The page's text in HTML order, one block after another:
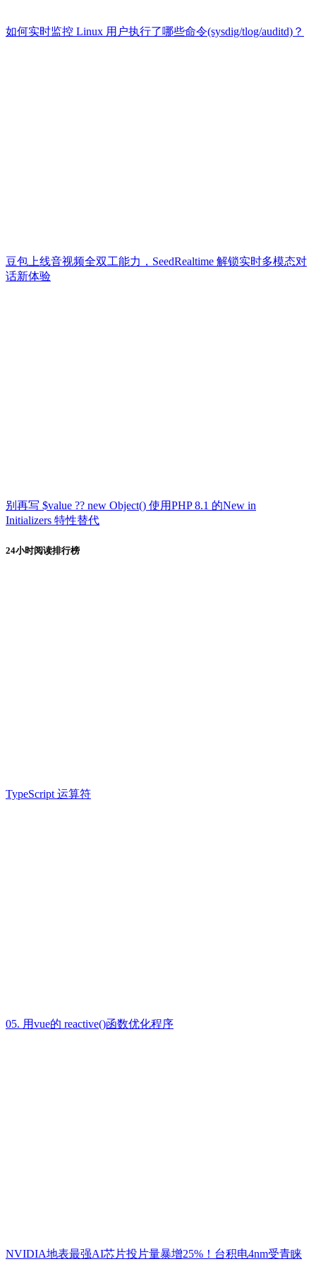
如何实时监控 Linux 用户执行了哪些命令(sysdig/tlog/auditd)？
豆包上线音视频全双工能力，SeedRealtime 解锁实时多模态对
话新体验
别再写 $value ?? new Object() 使用PHP 8.1 的New in
Initializers 特性替代
24小时阅读排行榜
TypeScript 运算符
05. 用vue的 reactive()函数优化程序
NVIDIA地表最强AI芯片投片量暴增25%！台积电4nm受青睐